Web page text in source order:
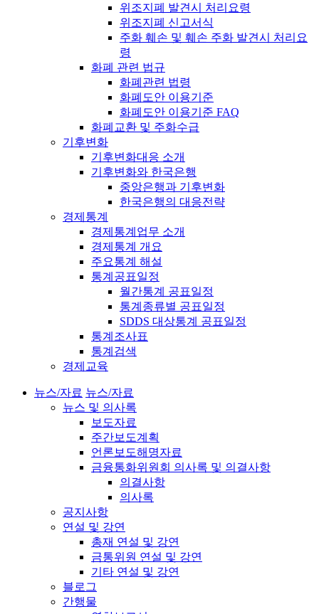
위조지폐 발견시 처리요령
위조지폐 신고서식
주화 훼손 및 훼손 주화 발견시 처리요
령
화폐 관련 법규
화폐관련 법령
화폐도안 이용기준
화폐도안 이용기준 FAQ
화폐교환 및 주화수급
기후변화
기후변화대응 소개
기후변화와 한국은행
중앙은행과 기후변화
한국은행의 대응전략
경제통계
경제통계업무 소개
경제통계 개요
주요통계 해설
통계공표일정
월간통계 공표일정
통계종류별 공표일정
SDDS 대상통계 공표일정
통계조사표
통계검색
경제교육
뉴스/자료 뉴스/자료
뉴스 및 의사록
보도자료
주간보도계획
언론보도해명자료
금융통화위원회 의사록 및 의결사항
의결사항
의사록
공지사항
연설 및 강연
총재 연설 및 강연
금통위원 연설 및 강연
기타 연설 및 강연
블로그
간행물